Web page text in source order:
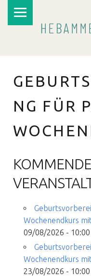
NG FÜR
KOMMENDE
Wochenendkurs
09/08/2026 -
Wochenendkurs
23/08/2026 -